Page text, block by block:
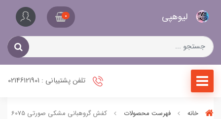
لیو‌هپی 0
تلفن پشتیبانی : 02146121901
خانه فهرست محصولات کفش گروهبانی مشکی صورتی 6075